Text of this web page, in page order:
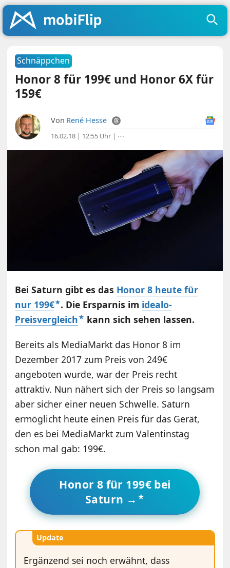
Schnäppchen
Honor 8 für 199€ und Honor 6X für
159€
Von René Hesse
16.02.18 | 12:55 Uhr | ⋯
Bei Saturn gibt es das Honor 8 heute für
nur 199€ . Die Ersparnis im idealo-
Preisvergleich
kann sich sehen lassen.
Bereits als MediaMarkt das Honor 8 im
Dezember 2017 zum Preis von 249€
angeboten wurde, war der Preis recht
attraktiv. Nun nähert sich der Preis so langsam
aber sicher einer neuen Schwelle. Saturn
ermöglicht heute einen Preis für das Gerät,
den es bei MediaMarkt zum Valentinstag
schon mal gab: 199€.
Honor 8 für 199€ bei
Saturn →
Update
Ergänzend sei noch erwähnt, dass